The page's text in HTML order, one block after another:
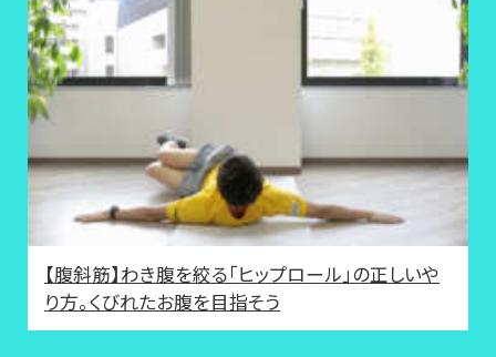
【腹斜筋】わき腹を絞る「ヒップロール」の正しいや
り方。くびれたお腹を目指そう